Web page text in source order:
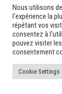
Vie
Viechere
Village
Nous utilisons
l'expérience la
répétant vos
consentez à
pouvez visiter
consentement
Cookie Settings